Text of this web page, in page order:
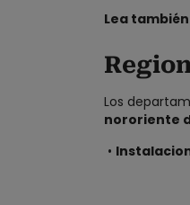
Lea
Los
nororiente
•